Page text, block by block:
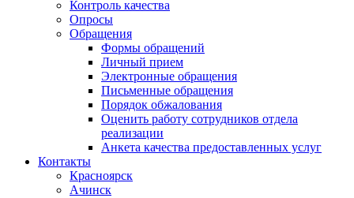
Контроль качества
Опросы
Обращения
Формы обращений
Личный прием
Электронные обращения
Письменные обращения
Порядок обжалования
Оценить работу сотрудников отдела
реализации
Анкета качества предоставленных услуг
Контакты
Красноярск
Ачинск